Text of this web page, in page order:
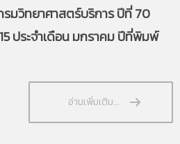
รมวิทยาศาสตร์บริการ ปีที่ 70
ประจำเดือน มกราคม ปีที่พิมพ์
อ่านเพิ่มเติม...